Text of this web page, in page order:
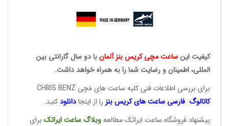
کیفیت اینساعت مچی کریسبنز آلمانبا دو سال گارانتی بین
المللی، اطمینان و رضایت شما را به همراه خواهد داشت.
برای بررسی اطلاعات فنی کلیه ساعت های مُچی CHRIS BENZ
کاتالوگ فارسی ساعت هایکریس بنز را از اینجادانلودکنید.
پیشنهاد فروشگاه ساعت ایراتک مطالعهوبلاگ ساعتایراتک برای